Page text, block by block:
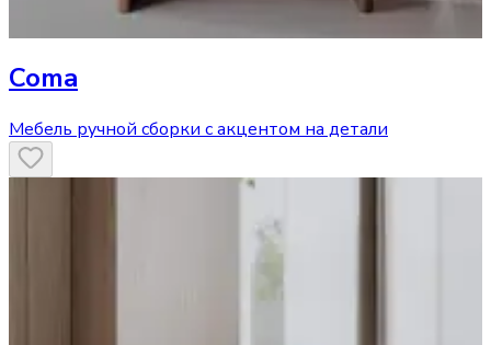
Coma
Мебель ручной сборки с акцентом на детали